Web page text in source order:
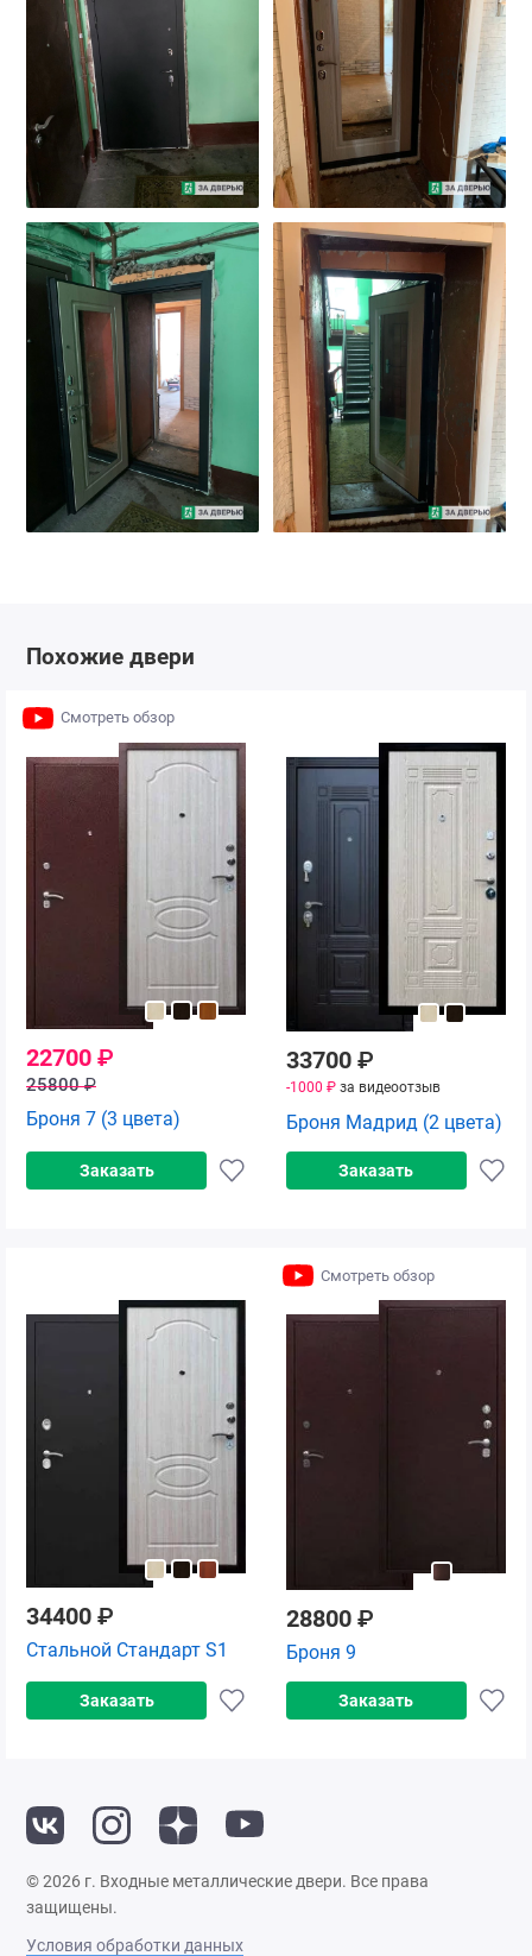
Похожие двери
Смотреть обзор
22700 ₽
25800₽
Броня 7 (3 цвета)
Заказать
33700 ₽
-1000 ₽ за видеоотзыв
Броня Мадрид (2 цвета)
Заказать
34400 ₽
Стальной Стандарт S1
Заказать
Смотреть обзор
28800 ₽
Броня 9
Заказать
© 2026 г. Входные металлические двери. Все права
защищены.
Условия обработки данных